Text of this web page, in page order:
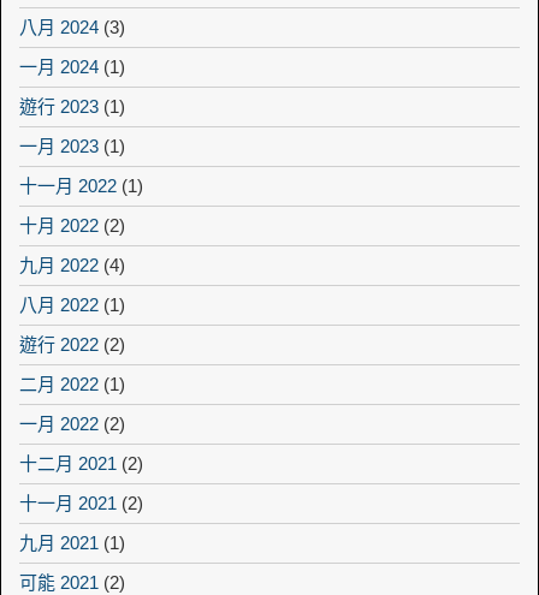
八月 2024 (3)
一月 2024 (1)
遊行 2023 (1)
一月 2023 (1)
十一月 2022 (1)
十月 2022 (2)
九月 2022 (4)
八月 2022 (1)
遊行 2022 (2)
二月 2022 (1)
一月 2022 (2)
十二月 2021 (2)
十一月 2021 (2)
九月 2021 (1)
可能 2021 (2)